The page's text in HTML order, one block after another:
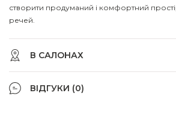
створити продуманий і комфортний
речей.
В САЛОНАХ
ВІДГУКИ (0)